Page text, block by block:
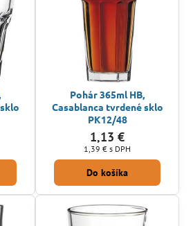
Pohár 365ml HB,
Casablanca tvrdené sklo
PK12/48
1,13 €
1,39 € s DPH
Do košíka